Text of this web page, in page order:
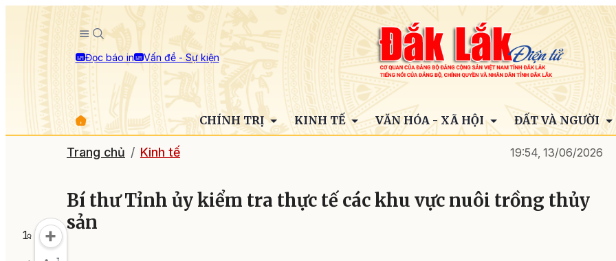
Đọc báo in Vấn đề - Sự kiện
CHÍNH TRỊ KINH TẾ VĂN HÓA - XÃ HỘI ĐẤT VÀ NGƯỜI
Trang chủ Kinh tế 19:54, 13/06/2026
Bí thư Tỉnh ủy kiểm tra thực tế các khu vực nuôi trồng thủy
sản